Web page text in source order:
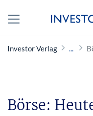
Investor Verlag
Börse: